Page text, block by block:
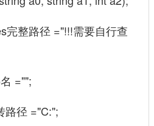
完整路径 ="!!!需要自行查
="";
路径 ="C:";